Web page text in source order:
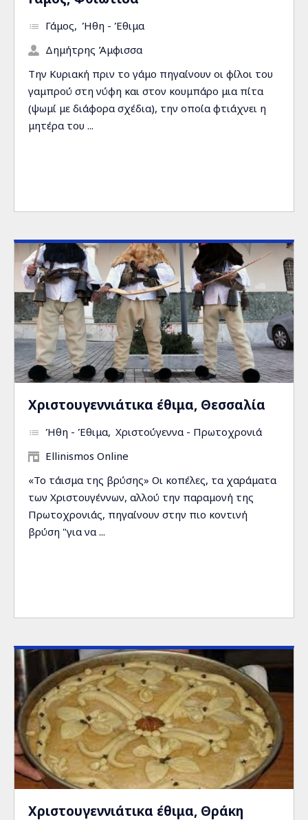
Γάμος Ήθη - Έθιμα
Δημήτρης Άμφισσα
Την Κυριακή πριν το γάμο πηγαίνουν οι φίλοι του
γαμπρού στη νύφη και στον κουμπάρο μια πίτα
(ψωμί με διάφορα σχέδια), την οποία φτιάχνει η
μητέρα του ...
Χριστουγεννιάτικα έθιμα, Θεσσαλία
Ήθη - Έθιμα Χριστούγεννα - Πρωτοχρονιά
Ellinismos Online
«Το τάισμα της βρύσης» Οι κοπέλες, τα χαράματα
των Χριστουγέννων, αλλού την παραμονή της
Πρωτοχρονιάς, πηγαίνουν στην πιο κοντινή
βρύση "για να ...
Χριστουγεννιάτικα έθιμα, Θράκη